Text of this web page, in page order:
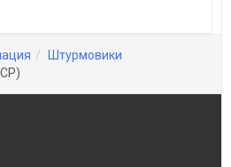
Штурмовики